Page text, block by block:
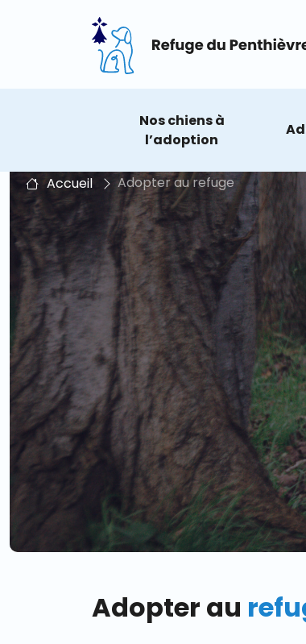
Nos chiens à
l’adoption
Accueil Adopter au refuge
Adopter au